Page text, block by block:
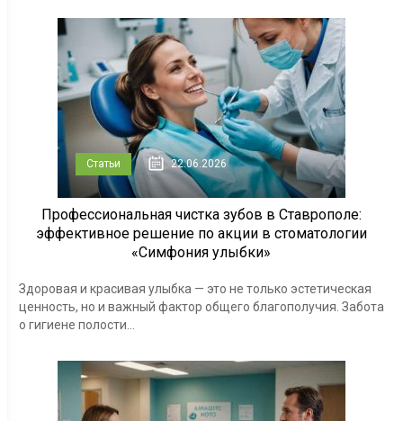
Статьи 22.06.2026
Профессиональная чистка зубов в Ставрополе:
эффективное решение по акции в стоматологии
«Симфония улыбки»
Здоровая и красивая улыбка — это не только эстетическая
ценность, но и важный фактор общего благополучия. Забота
о гигиене полости...